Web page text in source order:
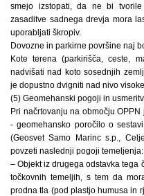
smejo izstopati, da ne bi
zasaditve sadnega drevja mora
uporabljati škropiv.
Dovozne in parkirne površine naj
Kote terena (parkirišča, ceste,
nadvišati nad koto sosednjih
je dopustno dvigniti nad nivo visoke
(5) Geomehanski pogoji in
Pri načrtovanju na območju
- geomehansko poročilo o
(Geosvet Samo Marinc s.p.,
povzeti naslednji pogoji temeljenja:
– Objekt iz drugega odstavka tega
točkovnih temeljih, s tem da
prodna tla (pod plastjo humusa in